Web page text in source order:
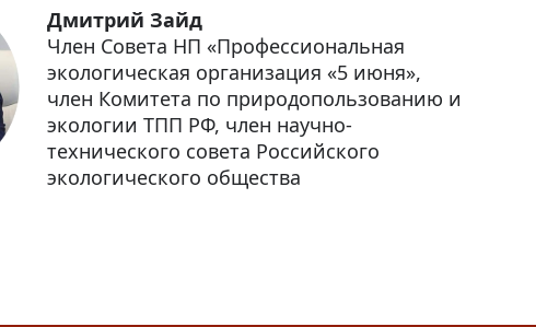
Дмитрий Зайд
Член Совета НП «Профессиональная
экологическая организация «5 июня»,
член Комитета по природопользованию и
экологии ТПП РФ, член научно-
технического совета Российского
экологического общества